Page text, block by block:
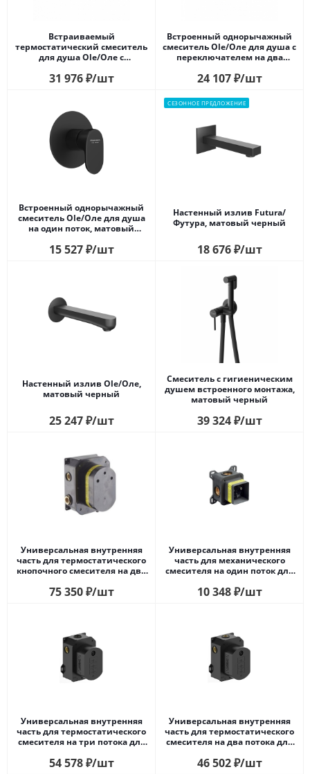
Встраиваемый
термостатический смеситель
для душа Ole/Оле с
матовый черный
31 976₽/шт
Встроенный однорычажный
смеситель Ole/Оле для душа с
переключателем на два
24 107₽/шт
Встроенный однорычажный
смеситель Ole/Оле для душа
на один поток, матовый
15 527₽/шт
СЕЗОННОЕ ПРЕДЛОЖЕНИЕ
Настенный излив Futura/
Футура, матовый черный
18 676₽/шт
Настенный излив Ole/Оле,
матовый черный
25 247₽/шт
Смеситель с гигиеническим
душем встроенного монтажа,
матовый черный
39 324₽/шт
Универсальная внутренняя
часть для термостатического
кнопочного смесителя на два
75 350₽/шт
Универсальная внутренняя
часть для механического
смесителя на один поток для
10 348₽/шт
Универсальная внутренняя
часть для термостатического
смесителя на три потока для
54 578₽/шт
Универсальная внутренняя
часть для термостатического
смесителя на два потока для
46 502₽/шт